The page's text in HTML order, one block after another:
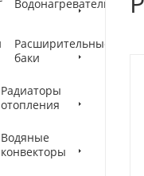
Водонагреватели
Расширительные
баки
Радиаторы
отопления
Водяные
конвекторы